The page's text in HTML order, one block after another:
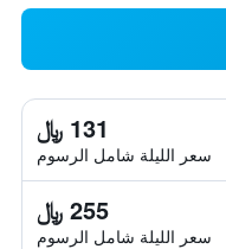
131 ﷼
سعر الليلة شامل الرسوم
255 ﷼
سعر الليلة شامل الرسوم